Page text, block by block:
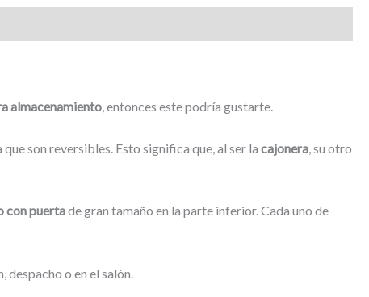
almacenamiento, entonces este podría gustarte.
que son reversibles. Esto significa que, al ser la cajonera , su otro
con puertade gran tamaño en la parte inferior. Cada uno de
o en el salón.